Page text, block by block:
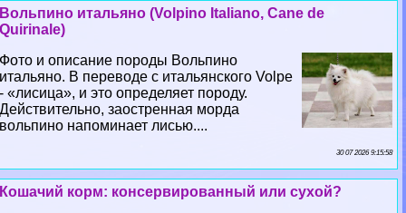
Вольпино итальяно (Volpino Italiano, Cane de
Quirinale)
Фото и описание породы Вольпино
итальяно. В переводе с итальянского Volpe
- «лисица», и это определяет породу.
Действительно, заостренная морда
вольпино напоминает лисью....
30 07 2026 9:15:58
Кошачий корм: консервированный или сухой?